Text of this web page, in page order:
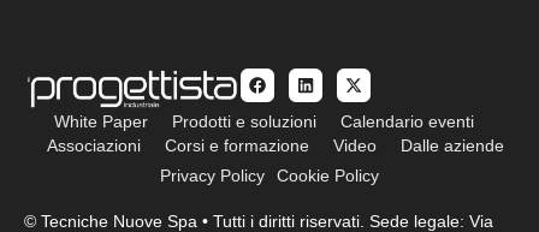
White Paper Prodotti e soluzioni
Calendario eventi
Associazioni
Corsi e formazione Video
Dalle aziende
Privacy Policy
Cookie Policy
© Tecniche Nuove Spa • Tutti i diritti riservati. Sede legale: Via